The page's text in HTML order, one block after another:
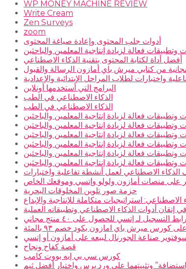
WP MONEY MACHINE REVIEW
Write Cream
Zen Surveys
zoom
أدوات جلب المحتوى وإعادة صياغة المحتوى
وتطبيقات فعالة لزيادة إنتاجية المعلمين والباحثين
أفضل أداة لكتابة المحتوى بتقنية الذكاء الاصطناعي
من كتابي ميرش باي أمازون الرسالة والقبول
واختبارات لطلاب المراحل الإبتدائية والإعدادية
البرامج التي أستخدمها أونلاين
الذكاء الاصطناعي في الطب
الذكاء الاصطناعي في الطب
وتطبيقات فعالة لزيادة إنتاجية المعلمين والباحثين
وتطبيقات فعالة لزيادة إنتاجية المعلمين والباحثين
وتطبيقات فعالة لزيادة إنتاجية المعلمين والباحثين
وتطبيقات فعالة لزيادة إنتاجية المعلمين والباحثين
وتطبيقات فعالة لزيادة إنتاجية المعلمين والباحثين
وتطبيقات فعالة لزيادة إنتاجية المعلمين والباحثين
الاصطناعي لعمل أنشطة تفاعلية واختبارات
على منصات أمازون ولولو وإتسي وموقعك الخاص
حزمة صور تلوين المخلوقات البحرية
الاصطناعي: استراتيجيات متكاملة للإنتاجية والإبداع
إتقان أدوات الذكاء الاصطناعي وتطبيقاته العملية
رابط التسجيل لـ إتسي للحصول على ٤٠ منتج مجاني
كورس ميرش باي امازون بكود خصم ٩٣ بالمئة
صناعة الجورنال لبيعه على أمازون أو إتسي
قصة كفاح ونجاح
كورس سي بي إيه بووت كامب
وتثبيتهما على ورد برس واختيار أفضل ثيم